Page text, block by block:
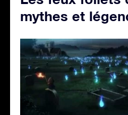
mythes et